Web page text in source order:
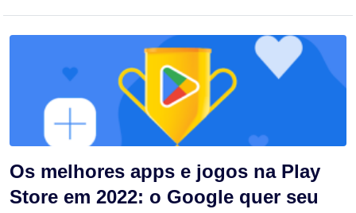
Os melhores apps e jogos na Play
Store em 2022: o Google quer seu